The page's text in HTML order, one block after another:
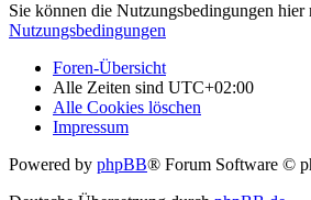
Sie können die Nutzungsbedingungen hier
Nutzungsbedingungen
Foren-Übersicht
Alle Zeiten sind UTC+02:00
Alle Cookies löschen
Impressum
Powered by phpBB® Forum Software ©